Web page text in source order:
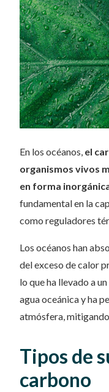
En los océanos, el
organismos vivos
en forma
fundamental en la
como reguladores
Los océanos han
del exceso de calor
lo que ha llevado a
agua oceánica y ha
atmósfera,
Tipos de
carbono